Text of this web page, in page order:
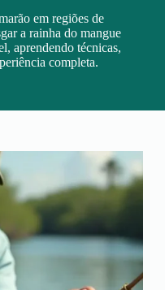
em regiões de
a rainha do mangue
aprendendo técnicas,
completa.